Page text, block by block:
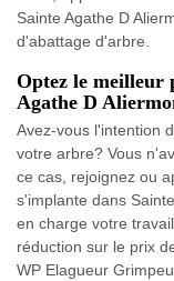
Sainte Agathe D
d'abattage d'arbre.
Optez le meilleur
Agathe D
Avez-vous l'intention
votre arbre? Vous
ce cas, rejoignez ou
s'implante dans
en charge votre
réduction sur le prix
WP Elagueur